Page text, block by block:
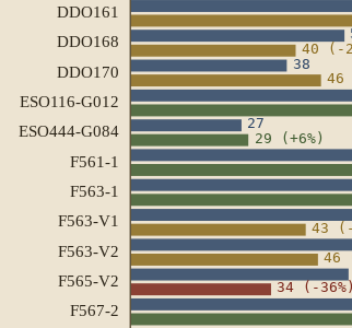
40 (-
38
46
27
29 (+6%)
43 (-
46
34 (-36%)
DDO161
DDO168
DDO170
ESO116-G012
ESO444-G084
F561-1
F563-1
F563-V1
F563-V2
F565-V2
F567-2